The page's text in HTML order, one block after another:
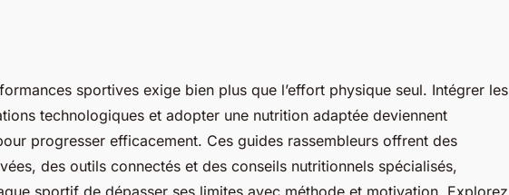
sur sport,
pour exceller
sportives exige bien plus que l’effort physique seul. Intégrer les
technologiques et adopter une nutrition adaptée deviennent
progresser efficacement. Ces guides rassembleurs offrent des
des outils connectés et des conseils nutritionnels spécialisés,
sportif de dépasser ses limites avec méthode et motivation. Explorez